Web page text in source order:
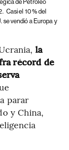
de Petróleo
Casi el 10 % del
se vendió a Europa y
la
récord de
parar
y China,